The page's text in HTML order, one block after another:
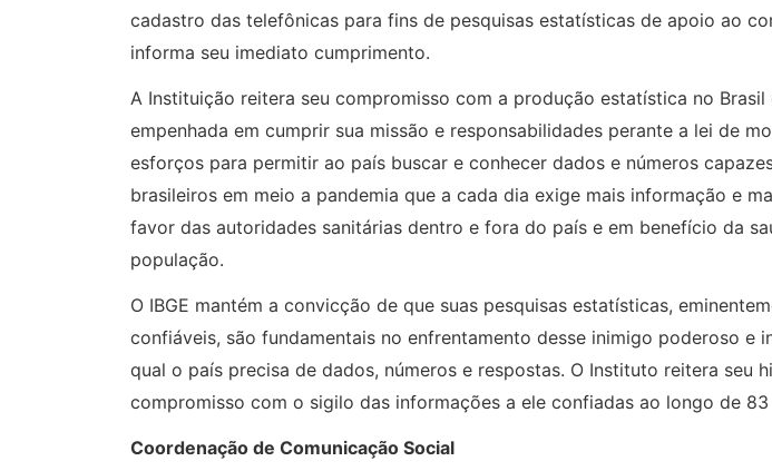
cadastro das telefônicas para fins de pesquisas estatísticas de apoio ao
informa seu imediato cumprimento.
A Instituição reitera seu compromisso com a produção estatística no Brasil
empenhada em cumprir sua missão e responsabilidades perante a lei de
esforços para permitir ao país buscar e conhecer dados e números
brasileiros em meio a pandemia que a cada dia exige mais informação e
favor das autoridades sanitárias dentro e fora do país e em benefício da
população.
O IBGE mantém a convicção de que suas pesquisas estatísticas,
confiáveis, são fundamentais no enfrentamento desse inimigo poderoso e
qual o país precisa de dados, números e respostas. O Instituto reitera seu
compromisso com o sigilo das informações a ele confiadas ao longo de 83
Coordenação de Comunicação Social